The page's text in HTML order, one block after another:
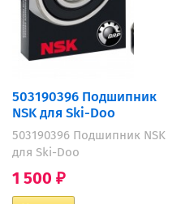
503190396 Подшипник
NSK для Ski-Doo
503190396 Подшипник NSK
для Ski-Doo
1 500 ₽